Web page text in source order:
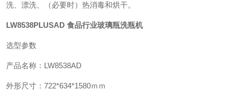
洗、漂洗、（必要时）热消毒和烘干。
LW8538PLUSAD 食品行业玻璃瓶洗瓶机
选型参数
产品名称：LW8538AD
外形尺寸：722*634*1580ｍｍ